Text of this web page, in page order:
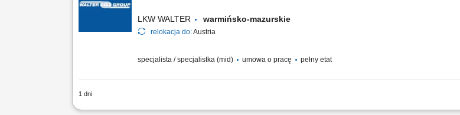
LKW WALTER warmińsko-mazurskie
relokacja do:Austria
specjalista / specjalistka (mid) umowa o pracę pełny etat
1 dni
Stellenbeschreibung Deine Aufgaben Transportabwicklung: Nach der übergeordneten